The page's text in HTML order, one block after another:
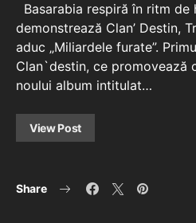
Basarabia respiră în ritm de
demonstrează Clan’ Destin,
aduc „Miliardele furate”.
Clan`destin, ce promovează
noului album intitulat…
View Post
Share